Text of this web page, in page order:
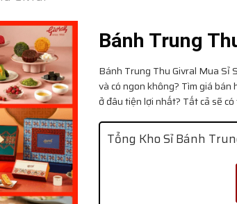
Bánh Trung
Bánh Trung Thu Givral Mua Sỉ
và có ngon không? Tìm giá
ở đâu tiện lợi nhất? Tất cả sẽ
Tổng Kho Sỉ Bánh